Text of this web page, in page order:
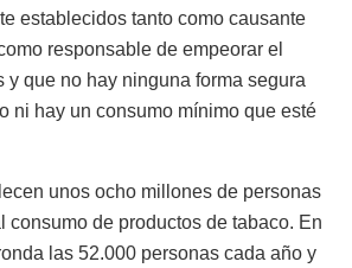
establecidos tanto como causante
responsable de empeorar el
y que no hay ninguna forma segura
ni hay un consumo mínimo que esté
unos ocho millones de personas
consumo de productos de tabaco. En
las 52.000 personas cada año y